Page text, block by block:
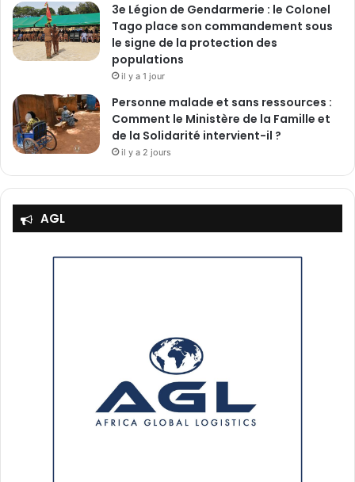
3e Légion de Gendarmerie : le Colonel
Tago place son commandement sous
le signe de la protection des
populations
il y a 1 jour
Personne malade et sans ressources :
Comment le Ministère de la Famille et
de la Solidarité intervient-il ?
il y a 2 jours
AGL